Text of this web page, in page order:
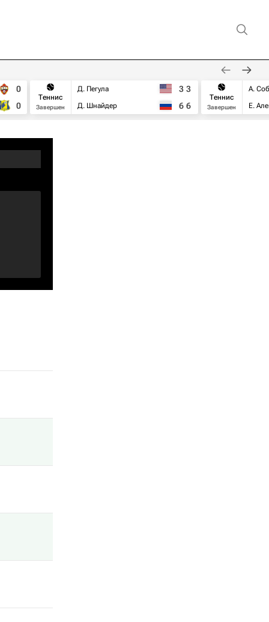
0
0
Теннис
Завершен
Д. Пегула
Д. Шнайдер
3 3
6 6
Теннис
Завершен
А.
Е.